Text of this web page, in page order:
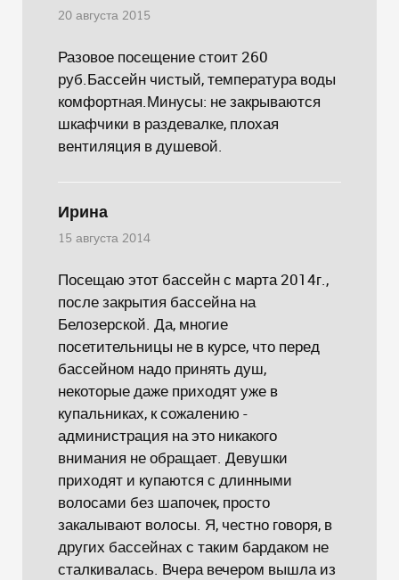
20 августа 2015
Разовое посещение стоит 260
руб.Бассейн чистый, температура воды
комфортная.Минусы: не закрываются
шкафчики в раздевалке, плохая
вентиляция в душевой.
Ирина
15 августа 2014
Посещаю этот бассейн с марта 2014г.,
после закрытия бассейна на
Белозерской. Да, многие
посетительницы не в курсе, что перед
бассейном надо принять душ,
некоторые даже приходят уже в
купальниках, к сожалению -
администрация на это никакого
внимания не обращает. Девушки
приходят и купаются с длинными
волосами без шапочек, просто
закалывают волосы. Я, честно говоря, в
других бассейнах с таким бардаком не
сталкивалась. Вчера вечером вышла из